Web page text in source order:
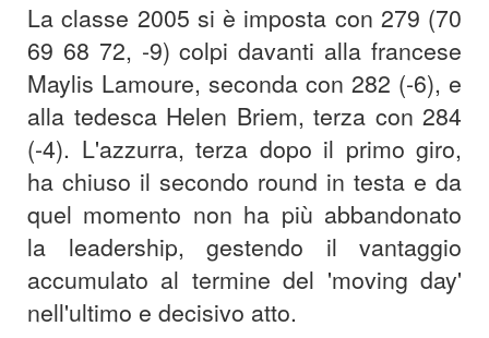
La classe 2005 si è imposta con 279 (70
69 68 72, -9) colpi davanti alla francese
Maylis Lamoure, seconda con 282 (-6), e
alla tedesca Helen Briem, terza con 284
(-4). L'azzurra, terza dopo il primo giro,
ha chiuso il secondo round in testa e da
quel momento non ha più abbandonato
la leadership, gestendo il vantaggio
accumulato al termine del 'moving day'
nell'ultimo e decisivo atto.